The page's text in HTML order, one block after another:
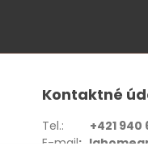
Kontaktné
Tel.: +421 940
E-mail: